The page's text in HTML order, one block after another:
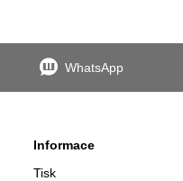
WhatsApp
Informace
Tisk